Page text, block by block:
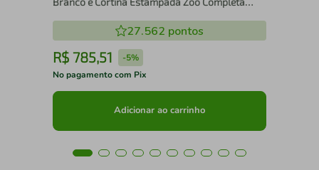
27.562 pontos
R$ 785,51 -5%
No pagamento com Pix
Adicionar ao carrinho